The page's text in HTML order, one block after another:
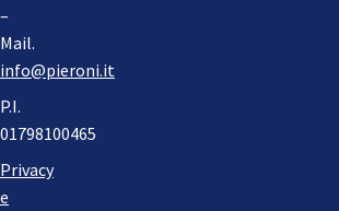
–
Mail.
info@pieroni.it
P.I.
01798100465
Privacy
e